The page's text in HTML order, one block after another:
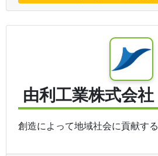
由利工業株式会社
創造によって地域社会に貢献する